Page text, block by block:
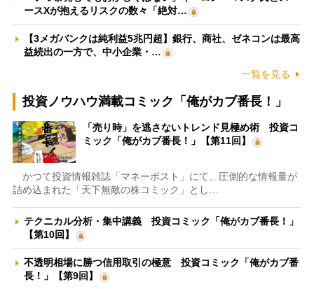
ースXが抱えるリスクの数々「絶対…
【3メガバンクは純利益5兆円超】銀行、商社、ゼネコンは最高
益続出の一方で、中小企業・…
一覧を見る
投資ノウハウ満載コミック「俺がカブ番長！」
「売り時」を逃さないトレンド見極め術 投資コ
ミック「俺がカブ番長！」【第11回】
かつて投資情報雑誌「マネーポスト」にて、圧倒的な情報量が
詰め込まれた「天下無敵の株コミック」とし…
テクニカル分析・集中講義 投資コミック「俺がカブ番長！」
【第10回】
不透明相場に勝つ信用取引の極意 投資コミック「俺がカブ番
長！」【第9回】